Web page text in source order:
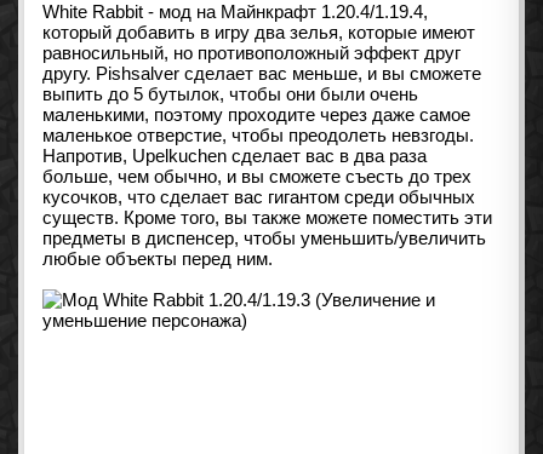
White Rabbit - мод на Майнкрафт 1.20.4/1.19.4,
который добавить в игру два зелья, которые имеют
равносильный, но противоположный эффект друг
другу. Pishsalver сделает вас меньше, и вы сможете
выпить до 5 бутылок, чтобы они были очень
маленькими, поэтому проходите через даже самое
маленькое отверстие, чтобы преодолеть невзгоды.
Напротив, Upelkuchen сделает вас в два раза
больше, чем обычно, и вы сможете съесть до трех
кусочков, что сделает вас гигантом среди обычных
существ. Кроме того, вы также можете поместить эти
предметы в диспенсер, чтобы уменьшить/увеличить
любые объекты перед ним.